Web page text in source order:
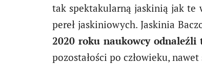
tak spektakularną jaskinią jak te
pereł jaskiniowych. Jaskinia
2020 roku naukowcy odnaleźli
pozostałości po człowieku,